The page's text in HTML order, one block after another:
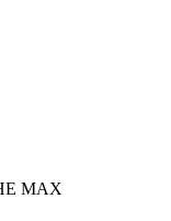
MAX